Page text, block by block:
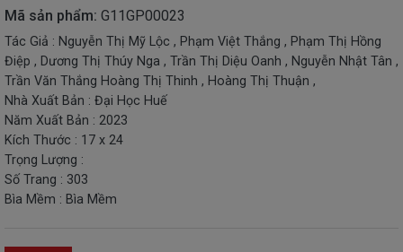
-
CHƠI
THIẾT
BỊ
STEM
Mã sản phẩm: G11GP00023
Tác Giả : Nguyễn Thị Mỹ Lộc , Phạm Việt Thắng , Phạm Thị Hồng
Điệp , Dương Thị Thúy Nga , Trần Thị Diệu Oanh , Nguyễn Nhật Tân ,
Trần Văn Thắng Hoàng Thị Thinh , Hoàng Thị Thuận ,
Nhà Xuất Bản : Đại Học Huế
Năm Xuất Bản : 2023
Kích Thước : 17 x 24
Trọng Lượng :
Số Trang : 303
Bìa Mềm : Bìa Mềm